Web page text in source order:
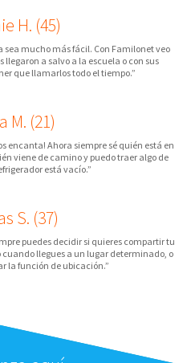
H. (45)
mucho más fácil. Con Familonet veo
a salvo a la escuela o con sus
que llamarlos todo el tiempo.”
M. (21)
encanta! Ahora siempre sé quién está en
viene de camino y puedo traer algo de
está vacío.”
S. (37)
puedes decidir si quieres compartir tu
llegues a un lugar determinado, o
la función de ubicación.”